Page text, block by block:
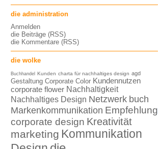
die administration
Anmelden
die Beiträge (RSS)
die Kommentare (RSS)
die wolke
Buchhandel Kunden charta für nachhaltiges design agd
Gestaltung Corporate Color Kundennutzen
corporate flower Nachhaltigkeit
Nachhaltiges Design Netzwerk buch
Markenkommunikation Empfehlung
corporate design Kreativität
marketing Kommunikation